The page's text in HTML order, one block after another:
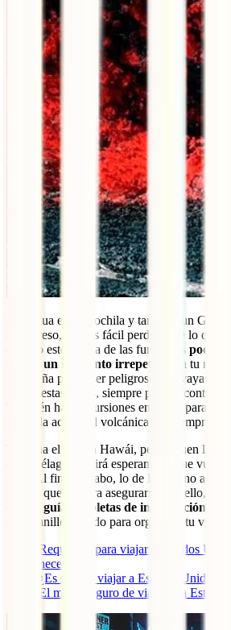
Pon agua en la mochila y también un GPS
de regreso, es más fácil perderse de lo que
cuando estés cerca de las fumarolas podrás
tierra, un momento irrepetible
en tu ruta
la hazaña puede ser peligrosa. No vayas
miedo estas cosas, siempre puedes
También hay excursiones en barco para ver
según la actividad volcánica, no siempre
Termina el viaje a Hawái, pero siguen las
archipiélago seguirá esperando a que
islas. Al fin y al cabo, lo de LOST no
seguro que sí. Para asegurarnos de ello,
3 guías, repletas de información
como anillo al dedo para organizar tu viaje, ¡
Requisitos para viajar a Estados
necesarios
¿Es seguro viajar a Estados Unidos?
El mejor seguro de viaje para